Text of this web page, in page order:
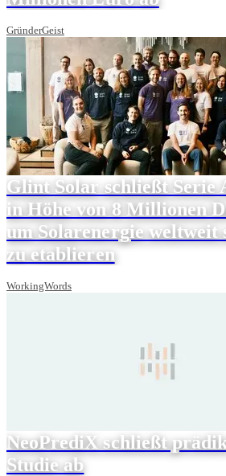
GründerGeist
Glint Solar schließt Serie
in Höhe von 8 Millionen
um Solarenergie weltweit
zu etablieren
WorkingWords
NeoPrediX schließt
Studie ab